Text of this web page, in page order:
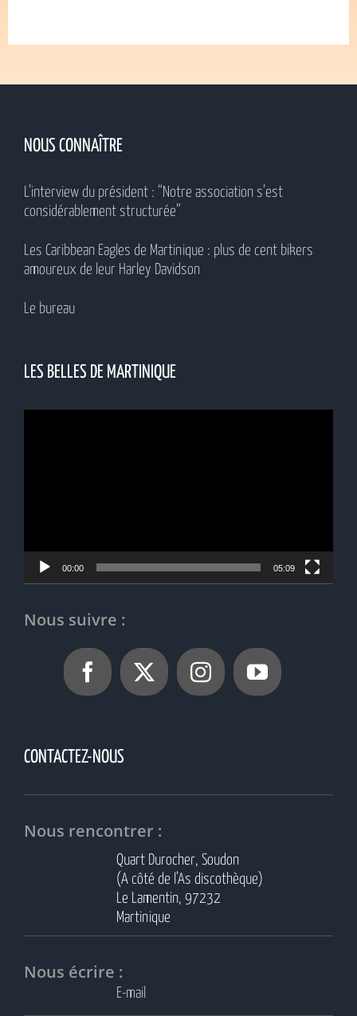
NOUS CONNAÎTRE
L’interview du président : “Notre association s’est
considérablement structurée”
Les Caribbean Eagles de Martinique : plus de cent bikers
amoureux de leur Harley Davidson
Le bureau
LES BELLES DE MARTINIQUE
00:00 05:09
Nous suivre :
CONTACTEZ-NOUS
Nous rencontrer :
Quart Durocher, Soudon
(A côté de l’As discothèque)
Le Lamentin, 97232
Martinique
Nous écrire :
E-mail